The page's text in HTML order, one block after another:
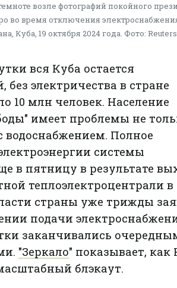
возле фотографий покойного
во время отключения
Куба, 19 октября 2024 года. Фото: Reuters
вся Куба остается
без электричества в стране
10 млн человек. Население
имеет проблемы не
водоснабжением. Полное
системы
в пятницу в результате
теплоэлектроцентрали в
страны уже трижды
подачи
заканчивались
"Зеркало" показывает, как
блэкаут.